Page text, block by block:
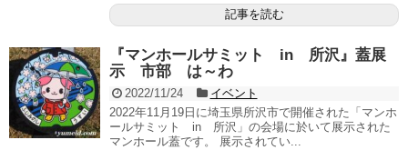
記事を読む
『マンホールサミット in 所沢』蓋展
示 市部 は～わ
2022/11/24
イベント
2022年11月19日に埼玉県所沢市で開催された「マンホ
ールサミット in 所沢」の会場に於いて展示された
マンホール蓋です。 展示されてい...